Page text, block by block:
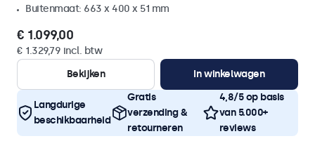
Buitenmaat: 663 x 400 x 51 mm
€ 1.099,00
€ 1.329,79 incl. btw
Bekijken
In winkelwagen
Langdurige
beschikbaarheid
Gratis
verzending &
retourneren
4,8/5 op basis
van 5.000+
reviews